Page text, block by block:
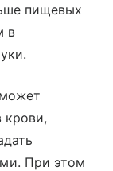
пищевых
в
крови,
При этом